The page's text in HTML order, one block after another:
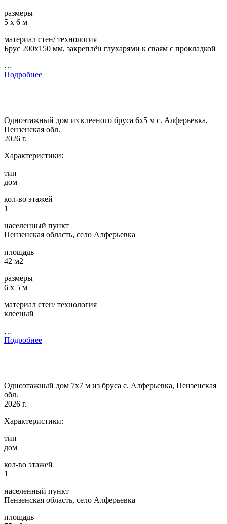
размеры
5 х 6 м
материал стен/ технология
Брус 200х150 мм, закреплён глухарями к сваям с прокладкой
…
Подробнее
Одноэтажный дом из клееного бруса 6х5 м с. Алферьевка,
Пензенская обл.
2026 г.
Характеристики:
тип
дом
кол-во этажей
1
населенный пункт
Пензенская область, село Алферьевка
площадь
42 м2
размеры
6 х 5 м
материал стен/ технология
клееный
…
Подробнее
Одноэтажный дом 7х7 м из бруса с. Алферьевка, Пензенская
обл.
2026 г.
Характеристики:
тип
дом
кол-во этажей
1
населенный пункт
Пензенская область, село Алферьевка
площадь